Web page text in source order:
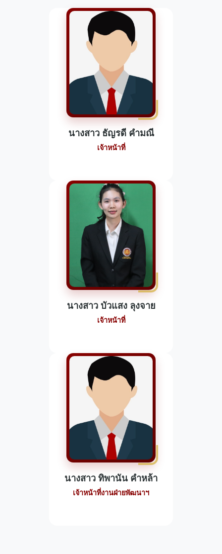
นางสาว ธัญรดี คำมณี
เจ้าหน้าที่
นางสาว บัวแสง ลุงจาย
เจ้าหน้าที่
นางสาว ทิพานัน คำหล้า
เจ้าหน้าที่งานฝ่ายพัฒนาฯ